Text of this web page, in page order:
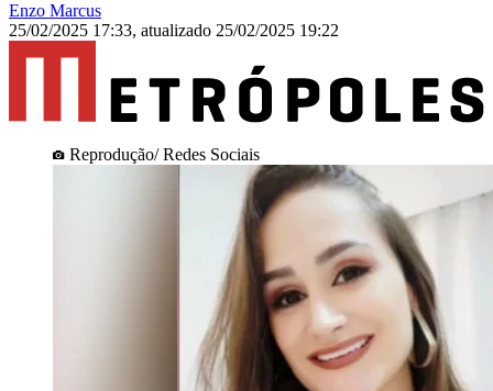
Enzo Marcus
25/02/2025 17:33, atualizado 25/02/2025 19:22
Reprodução/ Redes Sociais